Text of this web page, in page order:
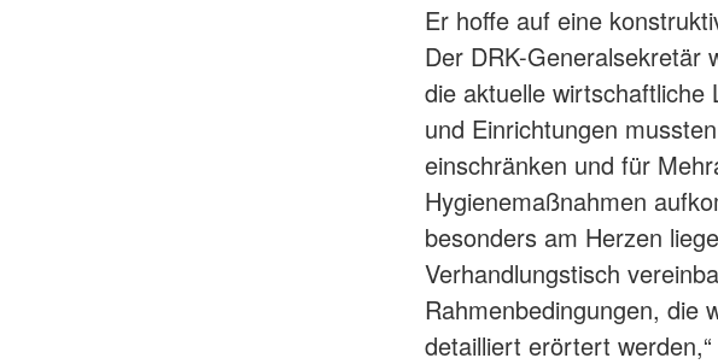
Er hoffe auf eine
Der DRK-Generalsekretär
die aktuelle wirtschaftliche
und Einrichtungen
einschränken und für
Hygienemaßnahmen
besonders am Herzen
Verhandlungstisch
Rahmenbedingungen, die
detailliert erörtert